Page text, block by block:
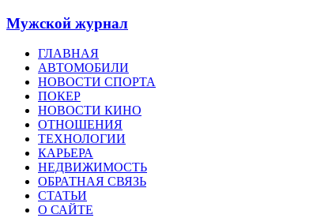
Мужской журнал
ГЛАВНАЯ
АВТОМОБИЛИ
НОВОСТИ СПОРТА
ПОКЕР
НОВОСТИ КИНО
ОТНОШЕНИЯ
ТЕХНОЛОГИИ
КАРЬЕРА
НЕДВИЖИМОСТЬ
ОБРАТНАЯ СВЯЗЬ
СТАТЬИ
О САЙТЕ